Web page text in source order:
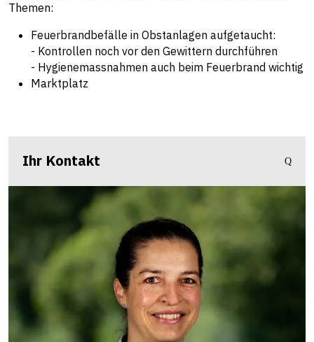
Themen:
Feuerbrandbefälle in Obstanlagen aufgetaucht:
- Kontrollen noch vor den Gewittern durchführen
- Hygienemassnahmen auch beim Feuerbrand wichtig
Marktplatz
Ihr Kontakt